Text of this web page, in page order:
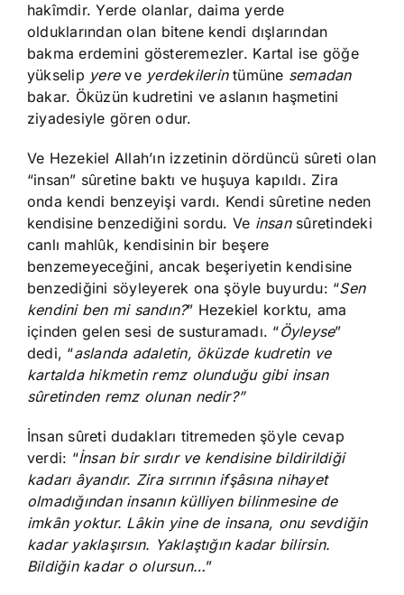
hakîmdir. Yerde olanlar, daima yerde
olduklarından olan bitene kendi dışlarından
bakma erdemini gösteremezler. Kartal ise göğe
yükselip yereve yerdekilerintümüne semadan
bakar. Öküzün kudretini ve aslanın haşmetini
ziyadesiyle gören odur.
Ve Hezekiel Allah’ın izzetinin dördüncü sûreti olan
“insan” sûretine baktı ve huşuya kapıldı. Zira
onda kendi benzeyişi vardı. Kendi sûretine neden
kendisine benzediğini sordu. Ve insan sûretindeki
canlı mahlûk, kendisinin bir beşere
benzemeyeceğini, ancak beşeriyetin kendisine
benzediğini söyleyerek ona şöyle buyurdu: “Sen
kendini ben mi sandın?” Hezekiel korktu, ama
içinden gelen sesi de susturamadı. “Öyleyse”
dedi, “aslanda adaletin, öküzde kudretin ve
kartalda hikmetin remz olunduğu gibi insan
sûretinden remz olunan nedir?”
İnsan sûreti dudakları titremeden şöyle cevap
verdi: “İnsan bir sırdır ve kendisine bildirildiği
kadarı âyandır. Zira sırrının ifşâsına nihayet
olmadığından insanın külliyen bilinmesine de
imkân yoktur. Lâkin yine de insana, onu sevdiğin
kadar yaklaşırsın. Yaklaştığın kadar bilirsin.
Bildiğin kadar o olursun…”